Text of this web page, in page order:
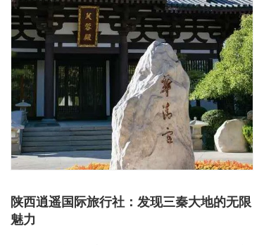
陕西逍遥国际旅行社：发现三秦大地的无限
魅力